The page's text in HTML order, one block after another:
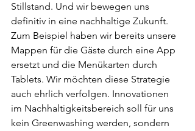
Stillstand. Und wir bewegen uns
definitiv in eine nachhaltige Zukunft.
Zum Beispiel haben wir bereits unsere
Mappen für die Gäste durch eine App
ersetzt und die Menükarten durch
Tablets. Wir möchten diese Strategie
auch ehrlich verfolgen. Innovationen
im Nachhaltigkeitsbereich soll für uns
kein Greenwashing werden, sondern